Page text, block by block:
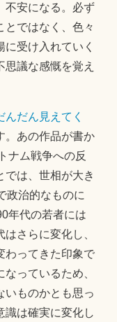
不安になる。必ず
とではなく、色々
受け入れていく
議な感慨を覚え
んだん見えてく
。あの作品が書か
ナム戦争への反
では、世相が大き
政治的なものに
年代の若者には
さらに変化し、
わってきた印象で
っているため、
いものかとも思っ
識は確実に変化し